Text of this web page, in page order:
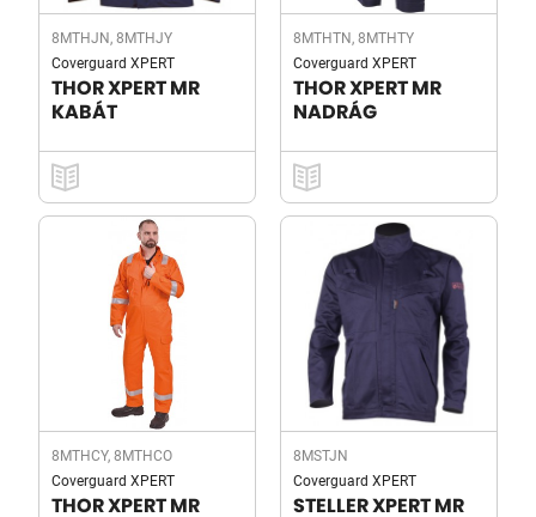
8MTHJN, 8MTHJY
Coverguard XPERT
THOR XPERT MR
KABÁT
8MTHTN, 8MTHTY
Coverguard XPERT
THOR XPERT MR
NADRÁG
8MTHCY, 8MTHCO
Coverguard XPERT
THOR XPERT MR
8MSTJN
Coverguard XPERT
STELLER XPERT MR